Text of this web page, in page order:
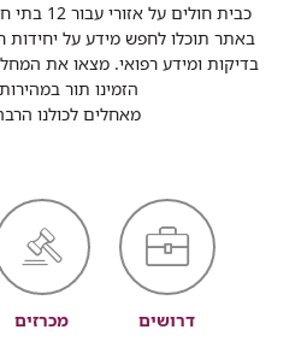
כבית חולים על אזורי עבור 12 בתי חולים בצפון מדינת ישראל.
באתר תוכלו לחפש מידע על יחידות
בדיקות ומידע רפואי. מצאו את
הזמינו תור
מאחלים לכולנו
דרושים מכרזים